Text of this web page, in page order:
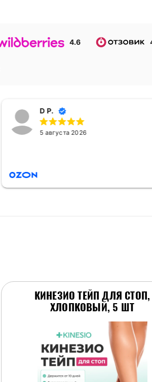
4.6
D P.
5 августа 2026
КИНЕЗИО ТЕЙП ДЛЯ СТОП,
ХЛОПКОВЫЙ, 5 ШТ